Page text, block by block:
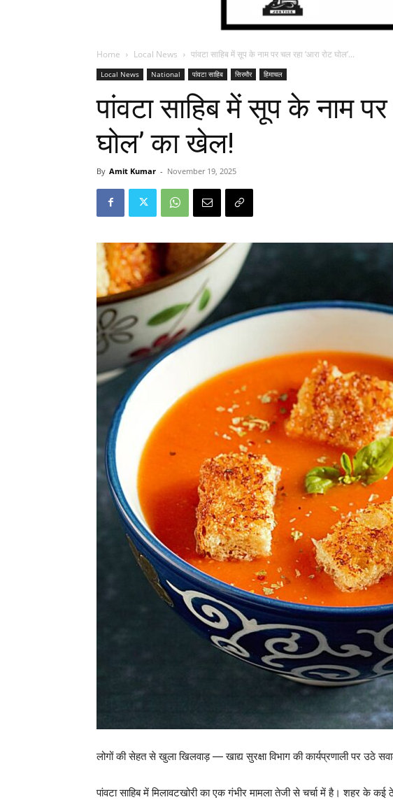
Home Local News पांवटा साहिब में सूप के नाम पर चल रहा ‘आरा रोट घोल’...
Local News National पांवटा साहिब सिरमौर हिमाचल
पांवटा साहिब में सूप के नाम
घोल’ का खेल!
By Amit Kumar - November 19, 2025
लोगों की सेहत से खुला खिलवाड़ — खाद्य सुरक्षा विभाग की कार्यप्रणाली पर उठे
पांवटा साहिब में मिलावटखोरी का एक गंभीर मामला तेजी से चर्चा में है। शहर के कई